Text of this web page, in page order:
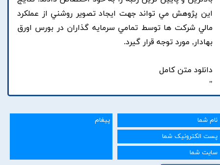
اين پژوهش مي تواند جهت ايجاد تصوير روشني از عملکرد
مالي شرکت ها توسط تمامي سرمايه گذاران در بورس اورق
بهادار, مورد توجه قرار گيرد.
دانلود متن کامل
"